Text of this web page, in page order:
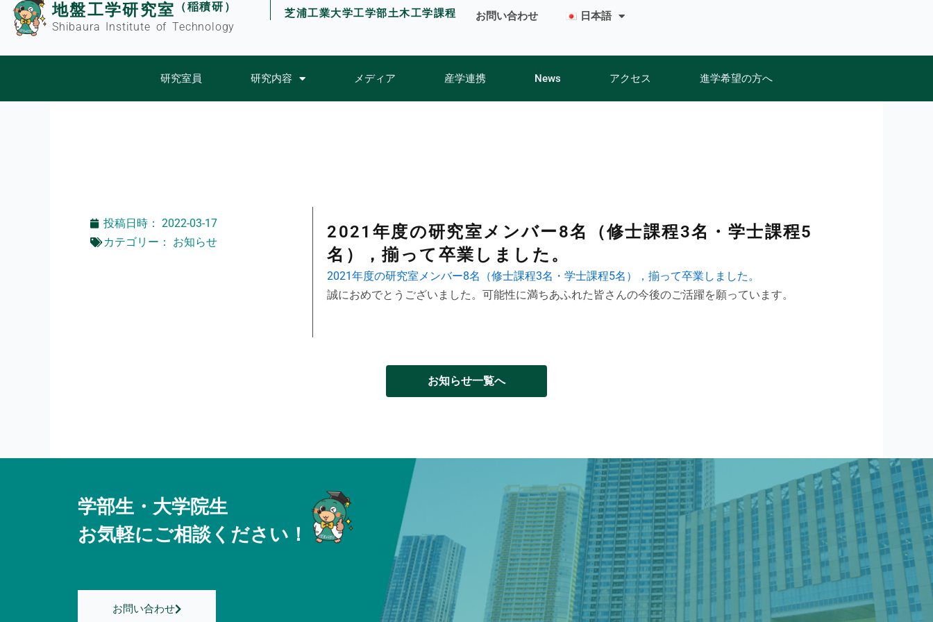
ッ
地盤工学研究室 （稲積研） 芝浦工業大学工学部土木工学課程
Shibaura Institute of Technology
お問い合わせ 日本語
研究室員 研究内容 メディア 産学連携 News アクセス 進学希望の方へ
投稿日時： 2022-03-17
カテゴリー：
お知らせ
2021年度の研究室メンバー8名（修士課程3名・学士課程5
名），揃って卒業しました。
2021年度の研究室メンバー8名（修士課程3名・学士課程5名），揃って卒業しました。
誠におめでとうございました。可能性に満ちあふれた皆さんの今後のご活躍を願っています。
お知らせ一覧へ
学部生・大学院生
お気軽にご相談ください！
お問い合わせ